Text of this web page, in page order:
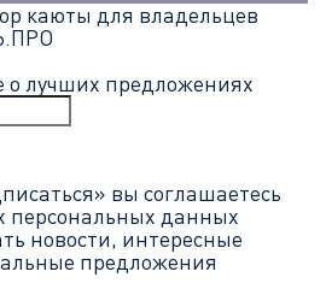
каюты для владельцев
о лучших предложениях
вы соглашаетесь
персональных данных
новости, интересные
предложения